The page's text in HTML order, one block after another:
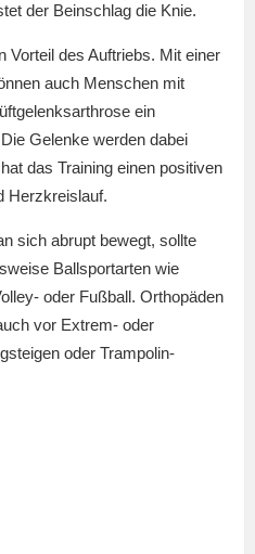
der Beinschlag die Knie.
Vorteil des Auftriebs. Mit einer
auch Menschen mit
ein
Gelenke werden dabei
das Training einen positiven
Herzkreislauf.
sich abrupt bewegt, sollte
Ballsportarten wie
oder Fußball. Orthopäden
vor Extrem- oder
oder Trampolin-